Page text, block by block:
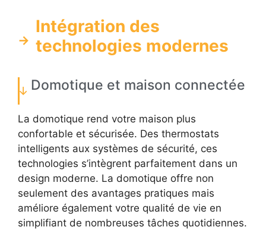
Intégration des
technologies modernes
Domotique et maison connectée
La domotique rend votre maison plus
confortable et sécurisée. Des thermostats
intelligents aux systèmes de sécurité, ces
technologies s’intègrent parfaitement dans un
design moderne. La domotique offre non
seulement des avantages pratiques mais
améliore également votre qualité de vie en
simplifiant de nombreuses tâches quotidiennes.